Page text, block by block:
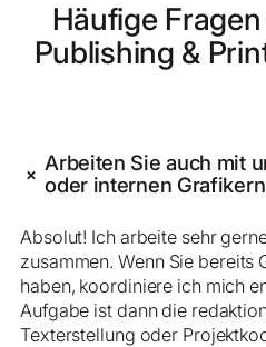
Häufige
Publishing &
+Arbeiten Sie auch mit
oder internen
Absolut! Ich arbeite sehr
zusammen. Wenn Sie bereits
haben, koordiniere ich mich
Aufgabe ist dann die
Texterstellung oder